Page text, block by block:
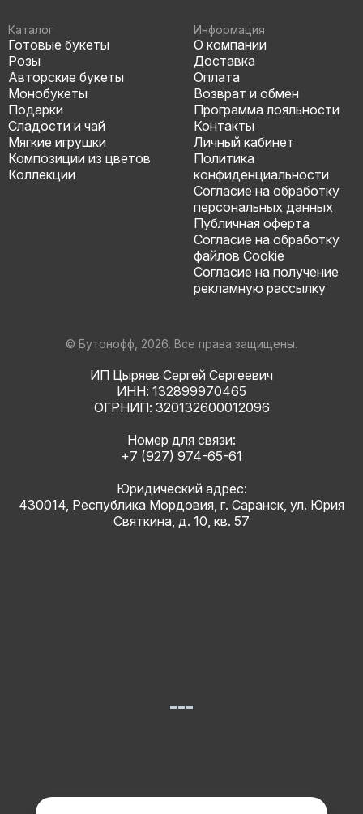
Каталог
Готовые букеты
Розы
Авторские букеты
Монобукеты
Подарки
Сладости и чай
Мягкие игрушки
Композиции из цветов
Коллекции
Информация
О компании
Доставка
Оплата
Возврат и обмен
Программа лояльности
Контакты
Личный кабинет
Политика
конфиденциальности
Согласие на обработку
персональных данных
Публичная оферта
Согласие на обработку
файлов Cookie
Согласие на получение
рекламную рассылку
© Бутонофф, 2026. Все права защищены.
ИП Цыряев Сергей Сергеевич
ИНН: 132899970465
ОГРНИП: 320132600012096
Номер для связи:
+7 (927) 974-65-61
Юридический адрес:
430014, Республика Мордовия, г. Саранск, ул. Юрия
Святкина, д. 10, кв. 57